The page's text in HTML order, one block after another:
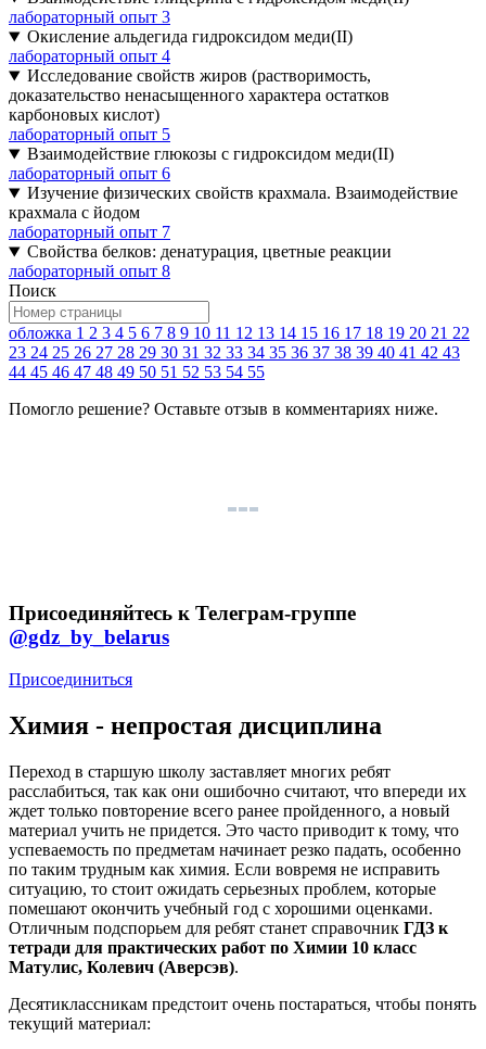
лабораторный опыт 3
Окисление альдегида гидроксидом меди(II)
лабораторный опыт 4
Исследование свойств жиров (растворимость,
доказательство ненасыщенного характера остатков
карбоновых кислот)
лабораторный опыт 5
Взаимодействие глюкозы с гидроксидом меди(II)
лабораторный опыт 6
Изучение физических свойств крахмала. Взаимодействие
крахмала с йодом
лабораторный опыт 7
Свойства белков: денатурация, цветные реакции
лабораторный опыт 8
Поиск
обложка 1 2 3 4 5 6 7 8 9 10 11 12 13 14 15 16 17 18 19 20 21 22
23 24 25 26 27 28 29 30 31 32 33 34 35 36 37 38 39 40 41 42 43
44 45 46 47 48 49 50 51 52 53 54 55
Помогло решение? Оставьте отзыв в комментариях ниже.
Присоединяйтесь к Телеграм-группе
@gdz_by_belarus
Присоединиться
Химия - непростая дисциплина
Переход в старшую школу заставляет многих ребят
расслабиться, так как они ошибочно считают, что впереди их
ждет только повторение всего ранее пройденного, а новый
материал учить не придется. Это часто приводит к тому, что
успеваемость по предметам начинает резко падать, особенно
по таким трудным как химия. Если вовремя не исправить
ситуацию, то стоит ожидать серьезных проблем, которые
помешают окончить учебный год с хорошими оценками.
Отличным подспорьем для ребят станет справочник ГДЗ к
тетради для практических работ по Химии 10 класс
Матулис, Колевич (Аверсэв).
Десятиклассникам предстоит очень постараться, чтобы понять
текущий материал: